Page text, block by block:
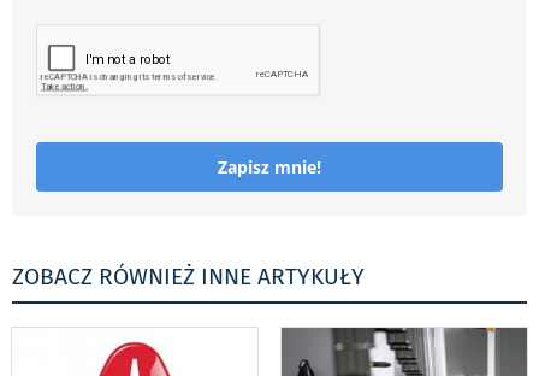
Zapisz mnie!
ZOBACZ RÓWNIEŻ INNE ARTYKUŁY